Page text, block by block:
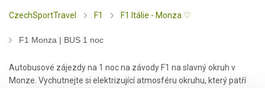
CzechSportTravel F1 F1 Itálie - Monza ♡
F1 Monza | BUS 1 noc
Autobusové zájezdy na 1 noc na závody F1 na slavný okruh v
Monze. Vychutnejte si elektrizující atmosféru okruhu, který patří